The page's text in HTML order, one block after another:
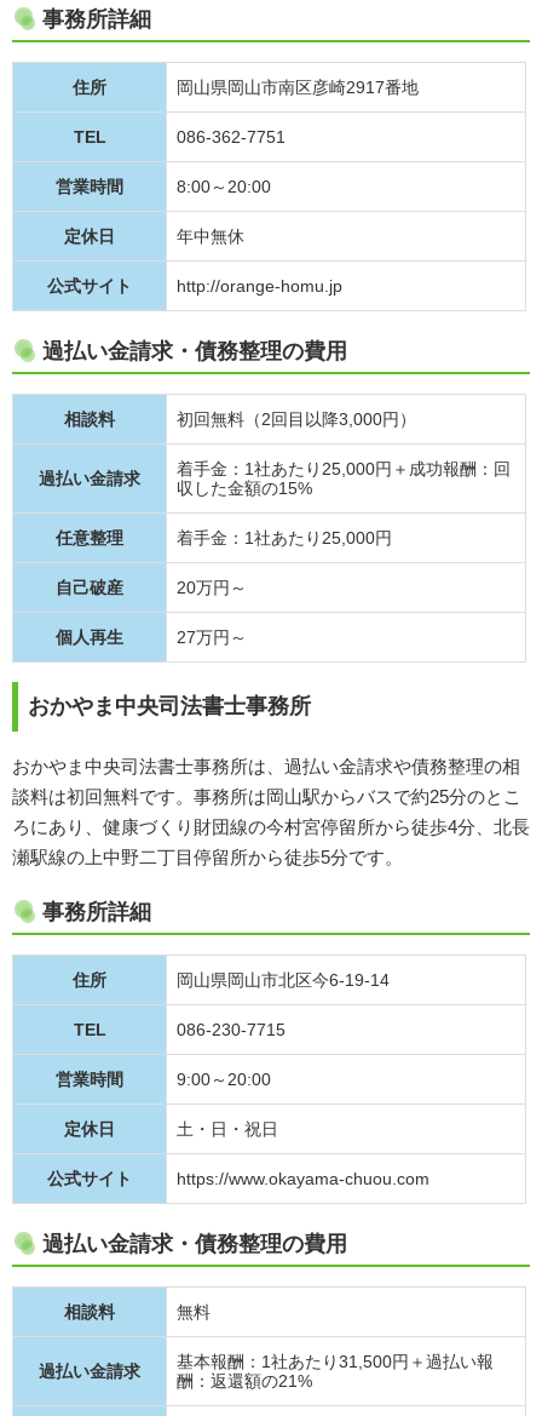
事務所詳細
住所 岡山県岡山市南区彦崎2917番地
TEL 086-362-7751
営業時間 8:00～20:00
定休日 年中無休
公式サイト http://orange-homu.jp
過払い金請求・債務整理の費用
相談料 初回無料（2回目以降3,000円）
過払い金請求
着手金：1社あたり25,000円＋成功報酬：回
収した金額の15%
任意整理 着手金：1社あたり25,000円
自己破産 20万円～
個人再生 27万円～
おかやま中央司法書士事務所
おかやま中央司法書士事務所は、過払い金請求や債務整理の相
談料は初回無料です。事務所は岡山駅からバスで約25分のとこ
ろにあり、健康づくり財団線の今村宮停留所から徒歩4分、北長
瀬駅線の上中野二丁目停留所から徒歩5分です。
事務所詳細
住所 岡山県岡山市北区今6-19-14
TEL 086-230-7715
営業時間 9:00～20:00
定休日 土・日・祝日
公式サイト https://www.okayama-chuou.com
過払い金請求・債務整理の費用
相談料 無料
過払い金請求
基本報酬：1社あたり31,500円＋過払い報
酬：返還額の21%